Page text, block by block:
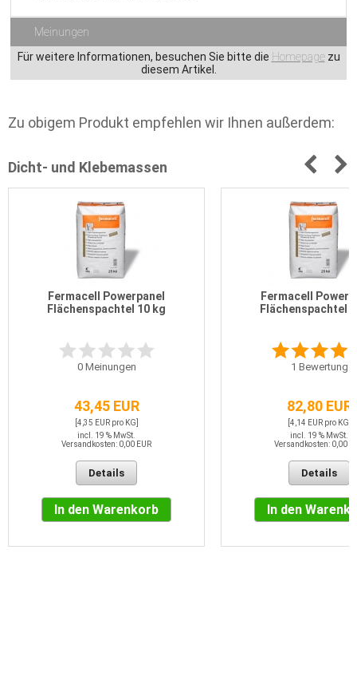
Meinungen
Für weitere Informationen, besuchen Sie bitte die Homepagezu
diesem Artikel.
Zu obigem Produkt empfehlen wir Ihnen außerdem:
Dicht- und Klebemassen
Fermacell Powerpanel
Flächenspachtel 10 kg
0Meinungen
43,45 EUR
[4,35 EUR pro KG]
incl. 19 % MwSt.
Versandkosten: 0,00 EUR
Details
In den Warenkorb
Fermacell
Flächenspachtel
1 Bewertung
82,80 EUR
[4,14 EUR pro KG]
incl. 19 % MwSt.
Versandkosten: 0,00
Details
In den